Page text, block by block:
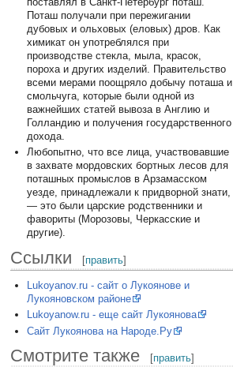
Поташ получали при пережигании
дубовых и ольховых (еловых) дров. Как
химикат он употреблялся при
производстве стекла, мыла, красок,
пороха и других изделий. Правительство
всеми мерами поощряло добычу поташа и
смольчуга, которые были одной из
важнейших статей вывоза в Англию и
Голландию и получения государственного
дохода.
Любопытно, что все лица, участвовавшие
в захвате мордовских бортных лесов для
поташных промыслов в Арзамасском
уезде, принадлежали к придворной знати,
— это были царские родственники и
фавориты (Морозовы, Черкасские и
другие).
Ссылки [править]
Lukoyanov.ru - сайт о Лукоянове и
Лукояновском районе
Lukoyanow.ru - еще сайт Лукоянова
Сайт Лукоянова на Народе.Ру
Смотрите также [править]